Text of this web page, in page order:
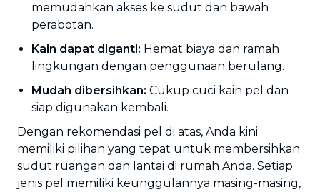
memudahkan akses ke sudut dan bawah
perabotan.
Kain dapat diganti: Hemat biaya dan ramah
lingkungan dengan penggunaan berulang.
Mudah dibersihkan: Cukup cuci kain pel dan
siap digunakan kembali.
Dengan rekomendasi pel di atas, Anda kini
memiliki pilihan yang tepat untuk membersihkan
sudut ruangan dan lantai di rumah Anda. Setiap
jenis pel memiliki keunggulannya masing-masing,